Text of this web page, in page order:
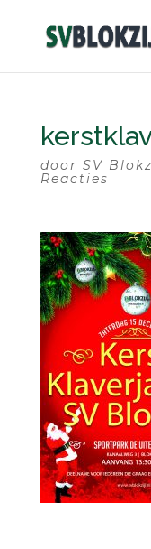
door SV
Reacties